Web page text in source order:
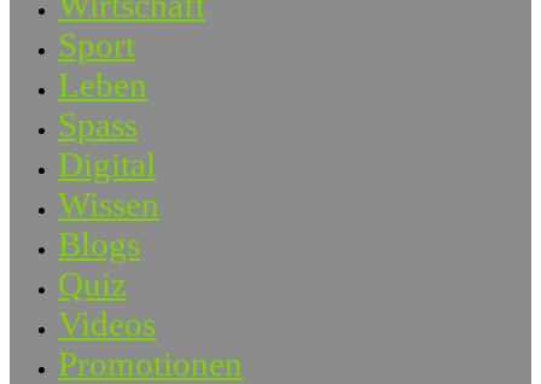
Sport
Leben
Spass
Digital
Wissen
Blogs
Quiz
Videos
Promotionen